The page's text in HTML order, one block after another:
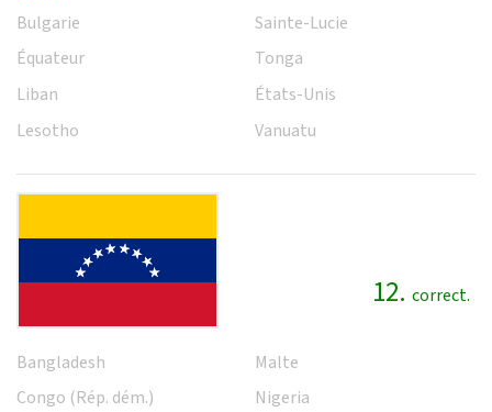
Bulgarie
Équateur
Liban
Lesotho
Sainte-Lucie
Tonga
États-Unis
Vanuatu
12. correct.
Bangladesh
Congo (Rép. dém.)
Malte
Nigeria